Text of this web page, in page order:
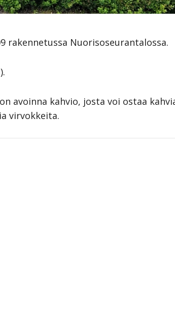
rakennetussa Nuorisoseurantalossa.
avoinna kahvio, josta voi ostaa
virvokkeita.